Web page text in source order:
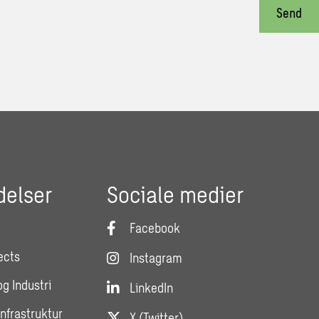
Send
Industri
Sociale medier
Facebook
Instagram
LinkedIn